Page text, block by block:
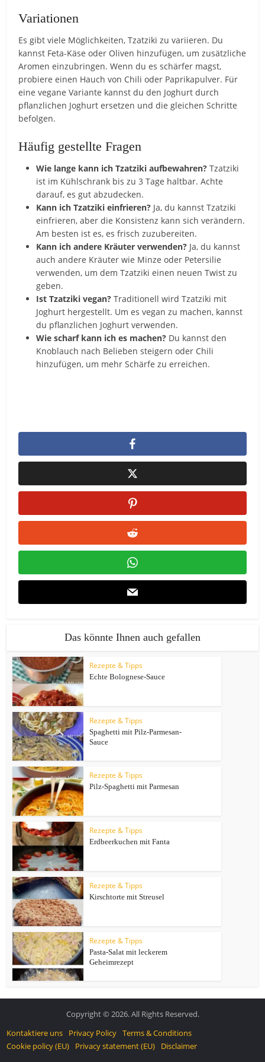
Variationen
Es gibt viele Möglichkeiten, Tzatziki zu variieren. Du
kannst Feta-Käse oder Oliven hinzufügen, um zusätzliche
Aromen einzubringen. Wenn du es schärfer magst,
probiere einen Hauch von Chili oder Paprikapulver. Für
eine vegane Variante kannst du den Joghurt durch
pflanzlichen Joghurt ersetzen und die gleichen Schritte
befolgen.
Häufig gestellte Fragen
Wie lange kann ich Tzatziki aufbewahren? Tzatziki
ist im Kühlschrank bis zu 3 Tage haltbar. Achte
darauf, es gut abzudecken.
Kann ich Tzatziki einfrieren? Ja, du kannst Tzatziki
einfrieren, aber die Konsistenz kann sich verändern.
Am besten ist es, es frisch zuzubereiten.
Kann ich andere Kräuter verwenden? Ja, du kannst
auch andere Kräuter wie Minze oder Petersilie
verwenden, um dem Tzatziki einen neuen Twist zu
geben.
Ist Tzatziki vegan? Traditionell wird Tzatziki mit
Joghurt hergestellt. Um es vegan zu machen, kannst
du pflanzlichen Joghurt verwenden.
Wie scharf kann ich es machen? Du kannst den
Knoblauch nach Belieben steigern oder Chili
hinzufügen, um mehr Schärfe zu erreichen.
Das könnte Ihnen auch gefallen
Rezepte & Tipps
Echte Bolognese-Sauce
Rezepte & Tipps
Spaghetti mit Pilz-Parmesan-
Sauce
Rezepte & Tipps
Pilz-Spaghetti mit Parmesan
Rezepte & Tipps
Erdbeerkuchen mit Fanta
Rezepte & Tipps
Kirschtorte mit Streusel
Rezepte & Tipps
Pasta-Salat mit leckerem
Geheimrezept
Copyright © 2026. All Rights Reserved.
Kontaktiere uns
Privacy Policy Terms & Conditions
Cookie policy (EU)
Privacy statement (EU) Disclaimer